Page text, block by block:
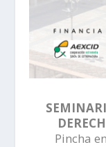
Pincha